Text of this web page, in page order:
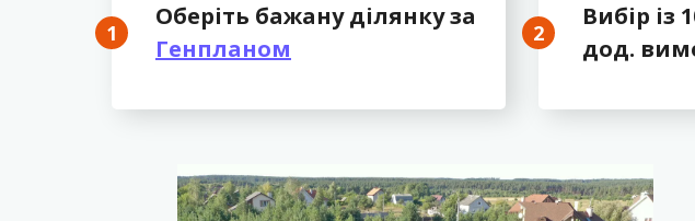
1
Оберіть бажану ділянку за
Генпланом
2
Вибір із
дод.